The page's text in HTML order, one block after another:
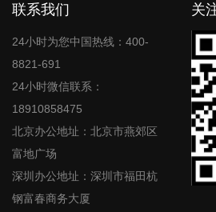
联系我们
24小时为您中国热线：400-
8821-691
24小时微信联系：
18910858475
北京办公地址：北京市燕郊区
富地广场
深圳办公地址：深圳市福田杭
钢富春商务大厦
关